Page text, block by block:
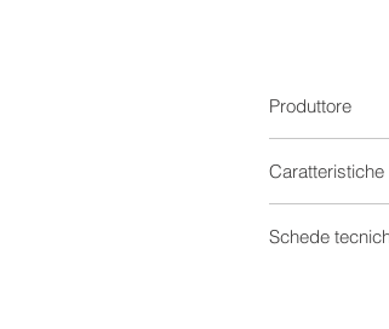
tecniche ed il
sia per
Produttore
Caratteristiche
Moduli
Schede